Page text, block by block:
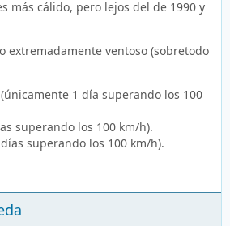
más cálido, pero lejos del de 1990 y
extremadamente ventoso (sobretodo
1 día superando los 100
superando los 100 km/h).
superando los 100 km/h).